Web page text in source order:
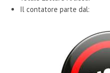
Il contatore parte dal: